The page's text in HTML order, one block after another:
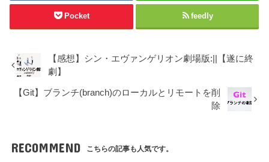
Pocket feedly
【感想】シン・エヴァンゲリオン劇場版:||【遂に終
劇】
【Git】ブランチ(branch)のローカルとリモートを削
除
RECOMMEND こちらの記事も人気です。